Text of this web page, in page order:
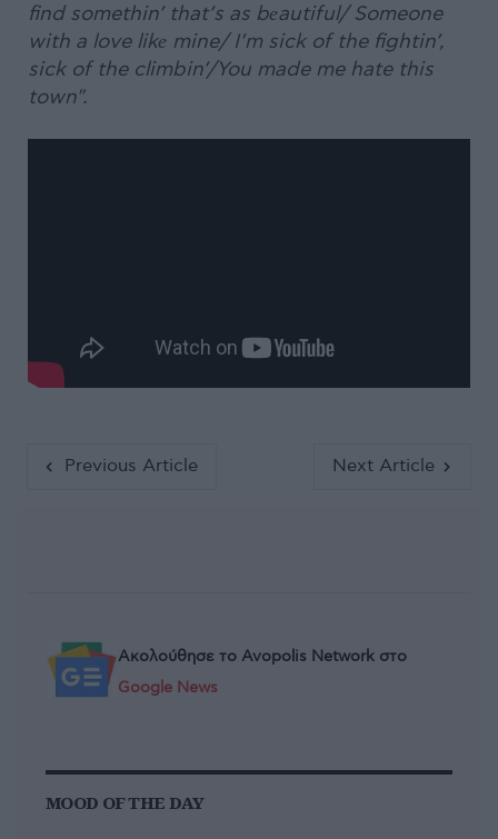
find somethin’ that’s as bеautiful/ Someone
with a love likе mine/ I’m sick of the fightin’,
sick of the climbin’/You made me hate this
town".
Previous Article Next Article
Ακολούθησε το Avopolis Network στο
Google News
MOOD OF THE DAY